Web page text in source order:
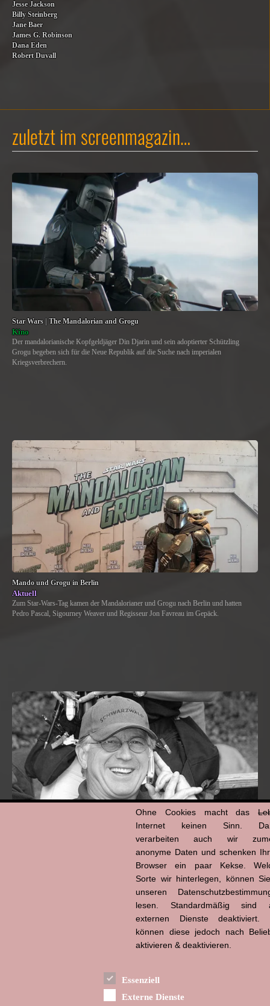
Jesse Jackson
Billy Steinberg
Jane Baer
James G. Robinson
Dana Eden
Robert Duvall
zuletzt im screenmagazin…
Star Wars | The Mandalorian and Grogu
Kino
Der mandalorianische Kopfgeldjäger Din Djarin und sein adoptierter Schützling
Grogu begeben sich für die Neue Republik auf die Suche nach imperialen
Kriegsverbrechern.
Mando und Grogu in Berlin
Aktuell
Zum Star-Wars-Tag kamen der Mandalorianer und Grogu nach Berlin und hatten
Pedro Pascal, Sigourney Weaver und Regisseur Jon Favreau im Gepäck.
Ohne Cookies macht das
Internet keinen Sinn.
verarbeiten auch wir
anonyme Daten und schenken
Browser ein paar Kekse.
Sorte wir hinterlegen, können
unseren
lesen. Standardmäßig sind
externen Dienste deaktiviert.
können diese jedoch nach
aktivieren & deaktivieren.
Essenziell
Externe Dienste